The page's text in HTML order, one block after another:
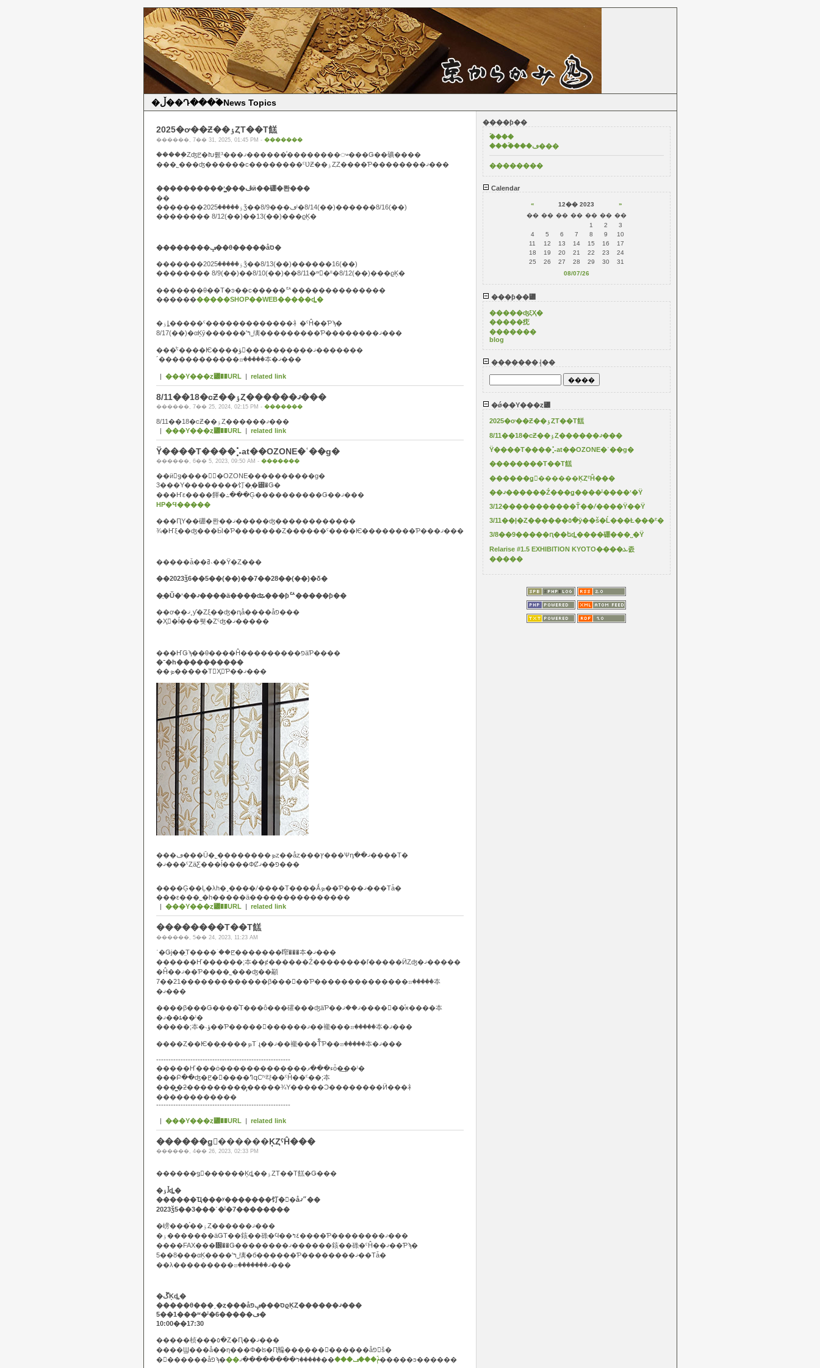
�ڵ��Դ���ۡ�News Topics
2025�ơ��Ƶ��ٶȤΤ��Τ餻
������, 7�� 31, 2025, 01:45 PM - �������
�����֤Ȥʤꡢ�Խ뤬³���ޤ������ͤ��������ᤴ���Ǥ��礦����
���˾���ʤ������ϲ��������ˤƲƵ��ٶȤȤ����Ƥ��������ޤ���
����������ʻ�̳��ڤӥ��硼�롼���
��
�������ٶ�����2025ǯ��8/9���ڡˡ�8/14(��)������8/16(��)
�������� 8/12(��)��13(��)���ϱĶ�
��������ݡ��θ�����åס�
�������ٶ�����2025ǯ��8/13(��)������16(��)
�������� 8/9(��)��8/10(��)��8/11�ʷ�ˡˡ�8/12(��)���ϱĶ�
�������θ��Τ�ͽ��ϲ�����ꥢ��������������
�����������SHOP��WEB�����ȡ�
�ٶȴ�����ˤ�������������礻�ˤĤ��Ƥϡ�
8/17(��)�αĶȳ������ʹߤ˽缡���������Ƥ��������ޤ���
���ͤˤ����Ѥ����ؤ򤪤����������ޤ�������
´������������ꤤ�����夲�ޤ���
| ���Υ���ȥ꡼��URL | related link
8/11��18�ϲƵ��ٶȤ������ޤ���
������, 7�� 25, 2024, 02:15 PM - �������
8/11��18�ϲƵ��ٶȤ������ޤ���
| ���Υ���ȥ꡼��URL | related link
Ÿ����Τ����⡡at��OZONE�ʿ��ɡ�
������, 6�� 5, 2023, 09:50 AM - �������
��ӥ󥰥ǥ����󥻥󥿡�OZONE����������ɡ�
3���Υ��������饤�֥�꡼�Ǥ�
���Ҥε����餫�߸���Ģ����������Ǥ��ޤ���
HP�Ϥ�����
���ԤΥ��硼�롼��ޤ�����ʤ������������
¾�Ҥξ��ʤ���Ӹ�Ƥ�������Ȥ������ˤ����Ѥ��������Ƥ���ޤ���
�����ǡ��ߥ˴��Ÿ�Ȥ���
��2023ǯ6��5��(��)��7��28��(��)�δ�
�ֲ�Ŭ�ʽ��ޤ����ä����ʥ���ƥꥢ�����ƥ��
��ơ��ޤ˳ƴ�Ȥξ��ʤ�ԥå����åפ���
�Ҳ𤷤�ĺ���뤳�Ȥˤʤ�ޤ�����
���ҤǤϡ��θ����Ĥ���������פäƤ����
�־�һ����������
��ܤ�����Τ򤴾Ҳ𤷤Ƥ��ޤ���
���ڡ���Ū�˾��������ܤȥ��åȥ���ץ���Ѱդ��ޤ����Τ�
�ޤ���ˤȤäƸ���ĺ����ФȻפ��ޤ���
����Ģ��Ļ�λһ�˼����ꤷ����Τ����Ǻܤ��Ƥ���ޤ���Τǡ�
���ε���˾�һ�����ä���������������
| ���Υ���ȥ꡼��URL | related link
��������Τ��Τ餻
������, 5�� 24, 2023, 11:23 AM
ʿ�Ǥϳ��̤Τ����ۤ��ꡢ�������鿽���夲�ޤ���
������Ҥ������;夲��ȼ������Ź��������ľ�����ӤȤʤ�ޤ�����
�Ĥ��ޤ��Ƥ����˾���ʤ��顢
7��21�������������β���򤵤��Ƥ��������������ꤤ�����夲
�ޤ���
����β���Ǥ����ͤΤ���ô���礭���ʤäƤ��ޤ��ޤ����򿴤�ꤪ�ͤӿ����夲
�ޤ��ȶ��ˡ�
�����;夲�˴ؤ��Ƥ�����򤤤������ޤ��褦���ꤤ�����夲�ޤ���
����Ȥ��Ѥ��̤����ܤΤۤɻ��ޤ��褦���ŤͤƤ��ꤤ�����夲�ޤ���
-------------------------------------------------------
�����Ҥ���ȯ�������������ء���ޥȱ�͢��ˡ�
���Բ��ʤ�ꡢ�󣴣����ߣգСʰ캭��ˤĤ��ˤ��;夲
���̳�ƻ���������̡�����¾Υ�����Ͻ��������Ӥ���礻
������������
-------------------------------------------------------
| ���Υ���ȥ꡼��URL | related link
������ǥ󥦥������ĶȤˤĤ���
������, 4�� 26, 2023, 02:33 PM
������ǥ󥦥������Ķȡ��ٶȤΤ��Τ餻�Ǥ���
�ڵٶȡ�
������Ҵ���ʸ�������饤�󥷥�å״ޤ��
2023ǯ5��3���ʿ�ˡ�7��������
�嵭���֡��ٶȤ������ޤ���
�ٶ�������äǤΤ��䤤��碌�Ϥ��٤ߤ����Ƥ��������ޤ���
����FAX���᡼��Ǥ��������ޤ������䤤��碌�ˤĤ��ޤ��Ƥϡ�
5��8���αĶ����ʹߤ˽缡�б������Ƥ��������ޤ��Τǡ�
��λ���������ꤤ�������ޤ���
�ڱĶȡ�
�����θ���˼�ȥ���åס���ݡפϱĶȤ������ޤ���
5��1���ʷ�ˡ�6�����ڡ�
10:00��17:30
�����桢���٥�Ȥ�Ԥ��ޤ���
����Ϣ���å��η���Ф�ʪ�Ԥ䡢���ָ���������åפ򳫺š�
�������åפϡ�
��ݥۡ���ڡ�����ꤪ�����ߤ��������ޤ�����ͽ������
����ƥ��
�ۡ���
����ۡ���ڡ���
��������
Calendar
« 12�� 2023
»
�� �� �� �� �� �� ��
1
2
3
4
5 6 7 8 9
10
11
12 13 14 15 16
17
18
19 20 21 22 23
24
25
26 27 28 29 30
31
08/07/26
���ƥ��꡼
�����ʤξҲ�
�����㽸
�������
blog
�������⸡��
�ǿ��Υ���ȥ꡼
2025�ơ��Ƶ��ٶȤΤ��Τ餻
8/11��18�ϲƵ��ٶȤ������ޤ���
Ÿ����Τ����⡡at��OZONE�ʿ��ɡ�
��������Τ��Τ餻
������ǥ󥦥������ĶȤˤĤ���
��ޤ������Ź���ǥ����ˡ����ʽ�Ÿ
3/12�����������Ť��ꤷ����Ÿ��Ÿ
3/11��Į�Ȥ������٥�ȳ��š�Ĺ���Ƚ���ˤ�
3/8��9�����ԥ��եȡ����硼���˽�Ÿ
Relarise #1.5 EXHIBITION KYOTO����ܥ졼
�����